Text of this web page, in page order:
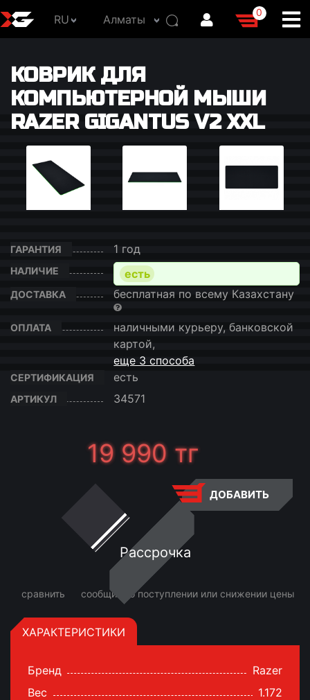
RU Алматы
0
КОВРИК ДЛЯ
КОМПЬЮТЕРНОЙ МЫШИ
RAZER GIGANTUS V2 XXL
ГАРАНТИЯ 1 год
НАЛИЧИЕ есть
ДОСТАВКА бесплатная по всему Казахстану
ОПЛАТА
наличными курьеру, банковской
картой,
еще 3 способа
СЕРТИФИКАЦИЯ есть
АРТИКУЛ 34571
19 990тг
ДОБАВИТЬ
Рассрочка
сравнить сообщить о поступлении или снижении цены
ХАРАКТЕРИСТИКИ
Бренд
Razer
Вес
1.172